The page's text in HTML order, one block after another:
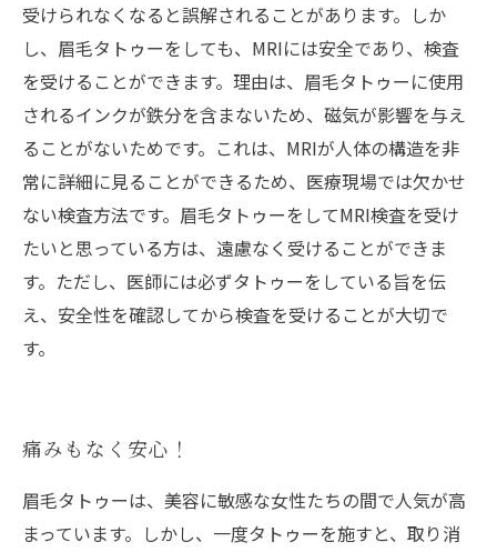
受けられなくなると誤解されることがあります。しか
し、眉毛タトゥーをしても、MRIには安全であり、検査
を受けることができます。理由は、眉毛タトゥーに使用
されるインクが鉄分を含まないため、磁気が影響を与え
ることがないためです。これは、MRIが人体の構造を非
常に詳細に見ることができるため、医療現場では欠かせ
ない検査方法です。眉毛タトゥーをしてMRI検査を受け
たいと思っている方は、遠慮なく受けることができま
す。ただし、医師には必ずタトゥーをしている旨を伝
え、安全性を確認してから検査を受けることが大切で
す。
痛みもなく安心！
眉毛タトゥーは、美容に敏感な女性たちの間で人気が高
まっています。しかし、一度タトゥーを施すと、取り消